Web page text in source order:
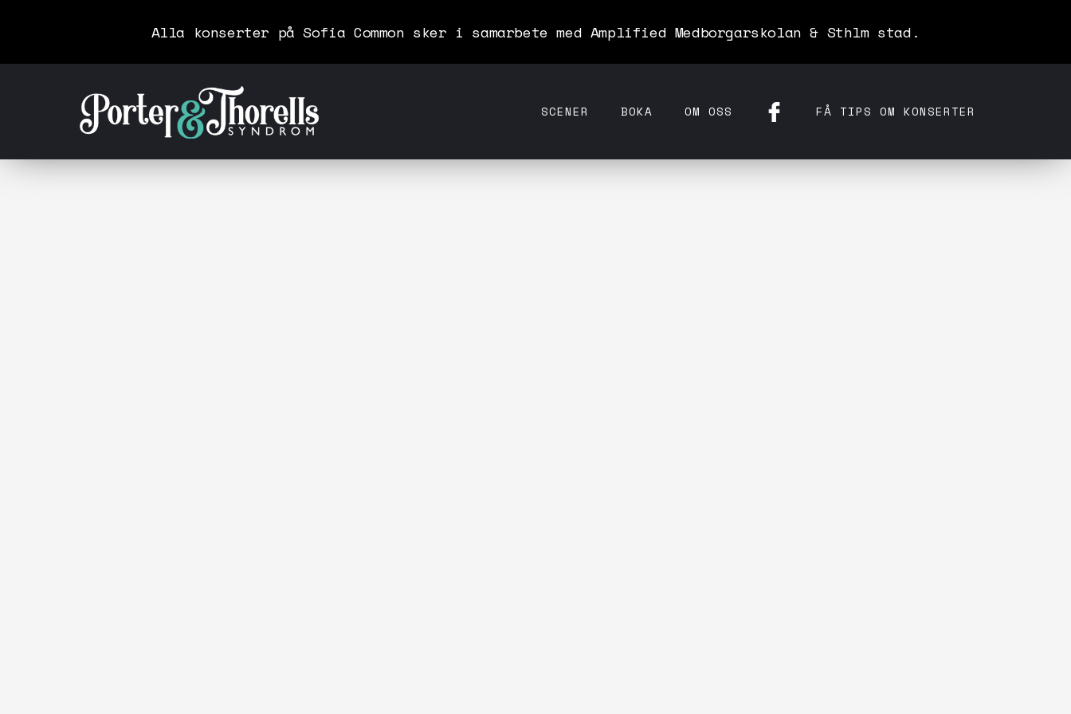
Alla konserter på Sofia Common sker i samarbete med Amplified Medborgarskolan & Sthlm stad.
SCENER BOKA OM OSS FÅ TIPS OM KONSERTER